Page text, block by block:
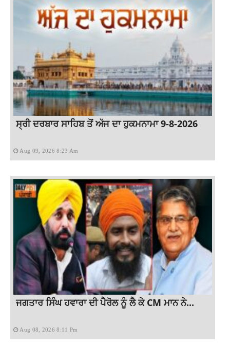
ਸ੍ਰੀ ਦਰਬਾਰ ਸਾਹਿਬ ਤੋਂ ਅੱਜ ਦਾ ਹੁਕਮਨਾਮਾ 9-8-2026
Aug 09, 2026 8:23 Am
ਜਗਤਾਰ ਸਿੰਘ ਹਵਾਰਾ ਦੀ ਪੈਰੋਲ ਨੂੰ ਲੈ ਕੇ CM ਮਾਨ ਨੇ...
Aug 08, 2026 8:11 Pm